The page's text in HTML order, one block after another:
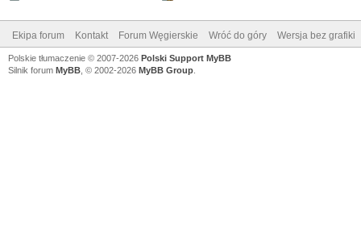
Ekipa forum Kontakt Forum Węgierskie Wróć do góry Wersja bez grafiki
Polskie tłumaczenie © 2007-2026 Polski Support MyBB
Silnik forum MyBB , © 2002-2026 MyBB Group